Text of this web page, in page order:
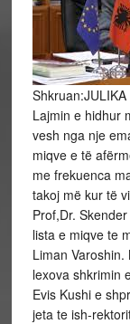
Lajmin e hidhur
vesh nga nje
miqve e të
me frekuenca
takoj më kur të
Prof,Dr.
lista e miqve te
Liman
lexova shkrimin
Evis Kushi e
jeta te ish-